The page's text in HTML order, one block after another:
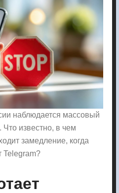
наблюдается массовый
Что известно, в чем
замедление, когда
Telegram?